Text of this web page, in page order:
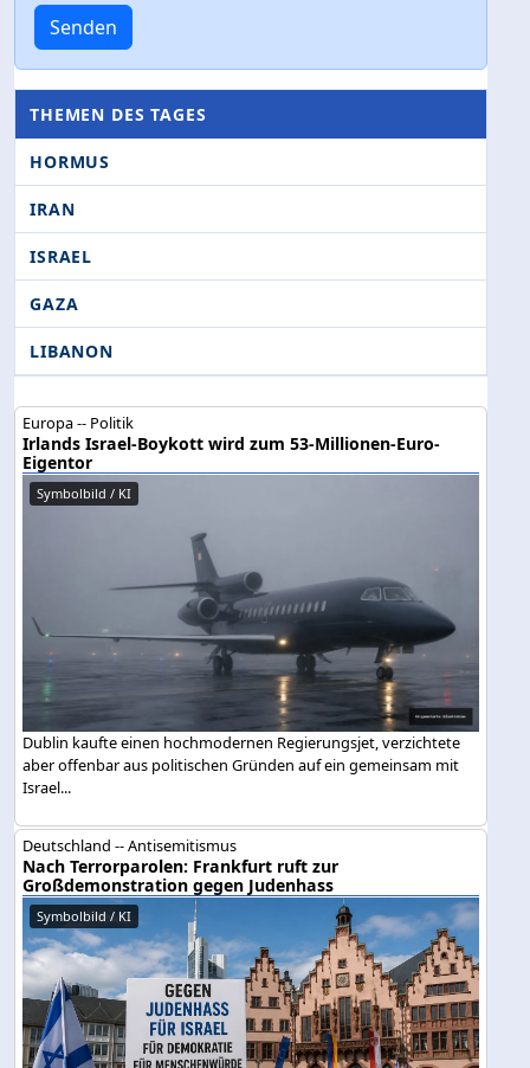
Senden
THEMEN DES TAGES
HORMUS
IRAN
ISRAEL
GAZA
LIBANON
Europa -- Politik
Irlands Israel-Boykott wird zum 53-Millionen-Euro-
Eigentor
Symbolbild / KI
Dublin kaufte einen hochmodernen Regierungsjet, verzichtete
aber offenbar aus politischen Gründen auf ein gemeinsam mit
Israel...
Deutschland -- Antisemitismus
Nach Terrorparolen: Frankfurt ruft zur
Großdemonstration gegen Judenhass
Symbolbild / KI